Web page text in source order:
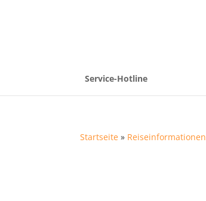
Service-Hotline
Startseite » Reiseinformationen